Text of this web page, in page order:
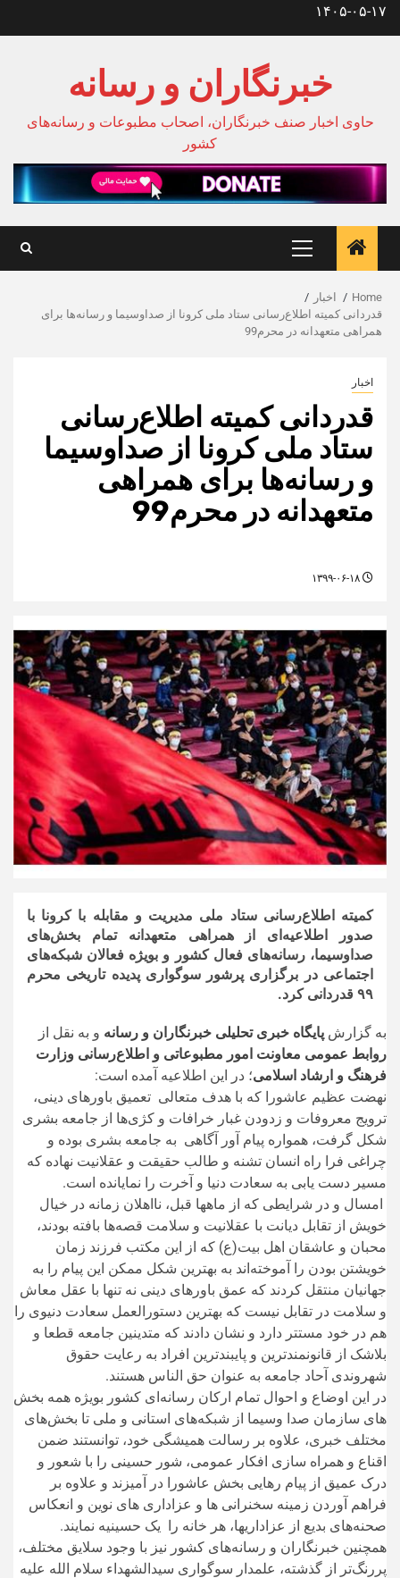
Skip۱۴۰۵-۰۵-۱۷
خبرنگاران و رسانه
حاوی اخبار صنف خبرنگاران، اصحاب مطبوعات و رسانه‌های
کشور
Primary
Menu
Home
اخبار
قدردانی کمیته اطلاع‌رسانی ستاد ملی کرونا از صداوسیما و رسانه‌ها برای
همراهی متعهدانه در محرم99
اخبار
قدردانی کمیته اطلاع‌رسانی
ستاد ملی کرونا از صداوسیما
و رسانه‌ها برای همراهی
متعهدانه در محرم99
کمیته اطلاع‌رسانی ستاد ملی مدیریت و مقابله با کرونا با
صدور اطلاعیه‌ای از همراهی متعهدانه تمام بخش‌های
صداوسیما، رسانه‌های فعال کشور و بویژه فعالان شبکه‌های
اجتماعی در برگزاری پرشور سوگواری پدیده تاریخی محرم
۹۹ قدردانی کرد.
به گزارش پایگاه خبری تحلیلی خبرنگاران و رسانه و به نقل از
روابط عمومی معاونت امور مطبوعاتی و اطلاع‌رسانی وزارت
فرهنگ و ارشاد اسلامی؛ در این اطلاعیه آمده است:
نهضت عظیم عاشورا که با هدف متعالی تعمیق باورهای دینی،
ترویج معروفات و زدودن غبار خرافات و کژی‌ها از جامعه‌ بشری
شکل گرفت، همواره پیام آور آگاهی به جامعه‌ بشری بوده و
چراغی فرا راه انسان تشنه‌ و طالب حقیقت و عقلانیت نهاده که
مسیر دست یابی به سعادت دنیا و آخرت را نمایانده است.
امسال و در شرایطی که از ماهها قبل، نااهلان زمانه در خیال
خویش از تقابل دیانت با عقلانیت و سلامت قصه‌ها بافته بودند،
محبان و عاشقان اهل بیت(ع) که از این مکتب فرزند زمان
خویشتن بودن را آموخته‌اند به بهترین شکل ممکن این پیام را به
جهانیان منتقل کردند که عمق باورهای دینی نه تنها با عقل معاش
و سلامت در تقابل نیست که بهترین دستورالعمل‌ سعادت دنیوی را
هم در خود مستتر دارد و نشان دادند که متدینین جامعه قطعا و
بلاشک از قانونمندترین و پایبندترین افراد به رعایت حقوق
شهروندی آحاد جامعه به عنوان حق الناس هستند.
در این اوضاع و احوال تمام ارکان رسانه‌ای کشور بویژه همه بخش
های سازمان صدا وسیما از شبکه‌های استانی و ملی تا بخش‌های
مختلف خبری، علاوه بر رسالت همیشگی خود، توانستند ضمن
اقناع و همراه سازی افکار عمومی، شور حسینی را با شعور و
درک عمیق از پیام رهایی بخش عاشورا در آمیزند و علاوه بر
فراهم آوردن زمینه سخنرانی ها و عزاداری های نوین و انعکاس
صحنه‌های بدیع از عزاداریها، هر خانه‌ را یک حسینیه نمایند.
همچنین خبرنگاران و رسانه‌های کشور نیز با وجود سلایق مختلف،
پررنگ‌تر از گذشته، علمدار سوگواری سیدالشهداء سلام الله علیه